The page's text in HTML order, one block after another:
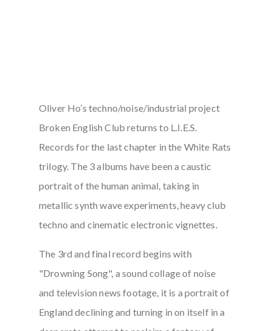
Oliver Ho’s techno/noise/industrial project
Broken English Club returns to L.I.E.S.
Records for the last chapter in the White Rats
trilogy. The 3 albums have been a caustic
portrait of the human animal, taking in
metallic synth wave experiments, heavy club
techno and cinematic electronic vignettes.
The 3rd and final record begins with
"Drowning Song", a sound collage of noise
and television news footage, it is a portrait of
England declining and turning in on itself in a